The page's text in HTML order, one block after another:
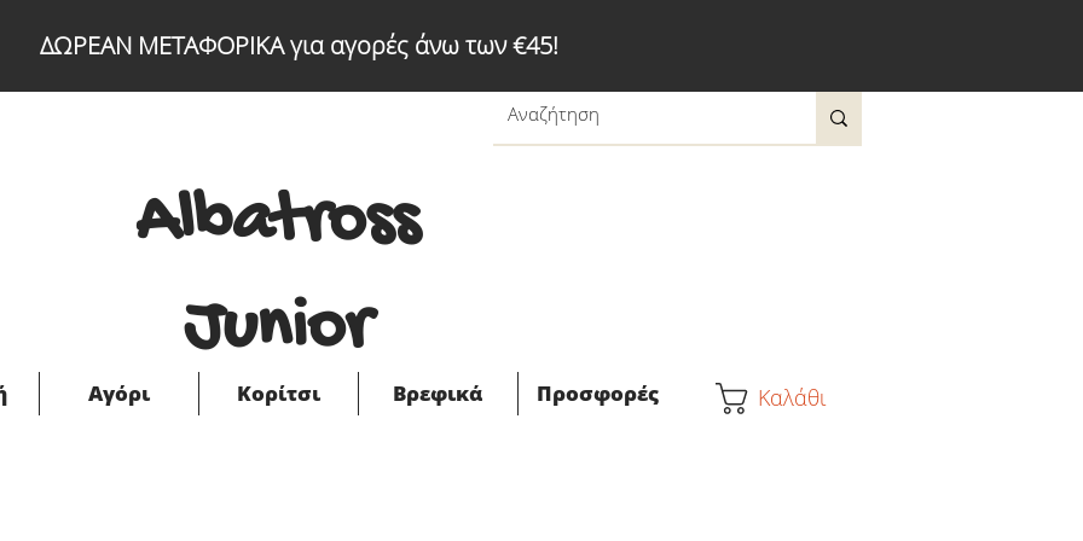
ΔΩΡΕΑΝ ΜΕΤΑΦΟΡΙΚΑ για αγορές άνω των €45!
Albatross
Junior
Αγόρι Κορίτσι Βρεφικά Προσφορές Καλάθι